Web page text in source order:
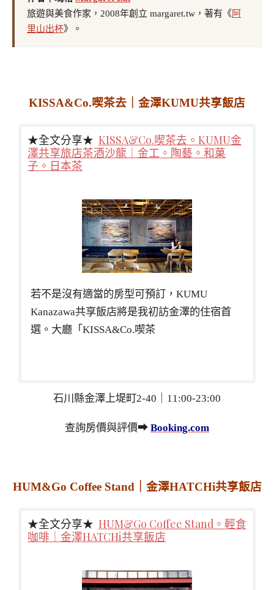
旅遊與美食作家，2008年創立 margaret.tw，著有《阿
里山出杯》。
KISSA&Co.喫茶去｜金澤KUMU共享飯店
★全文分享★ KISSA&Co.喫茶去。KUMU金
澤共享旅店茶酒沙龍｜金工。陶藝。和菓
子。日本茶
若不是沒有適當的房型可預訂，KUMU
Kanazawa共享飯店將是我初訪金澤的住宿首
選。大廳「KISSA&Co.喫茶
石川縣金澤上堤町2-40｜11:00-23:00
查詢房價與評價➡ Booking.com
HUM&Go Coffee Stand｜金澤HATCHi共享飯店
★全文分享★ HUM&Go Coffee Stand。輕食
咖啡｜金澤HATCHi共享飯店